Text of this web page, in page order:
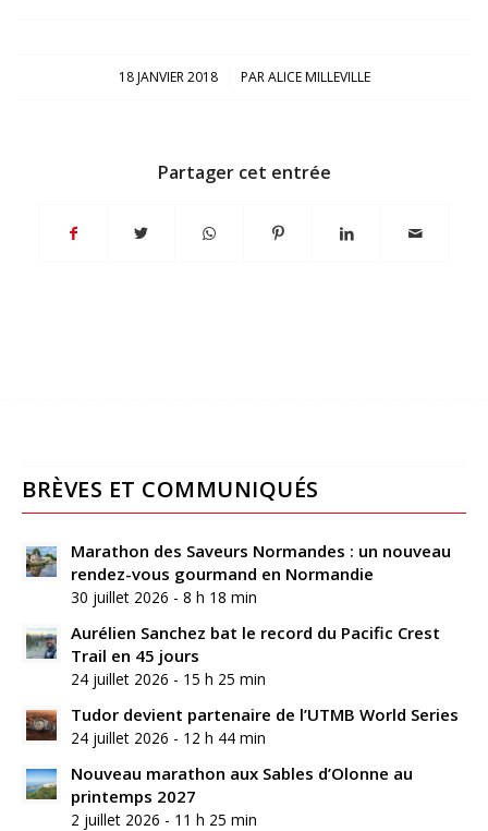
18 JANVIER 2018
/ PARALICE MILLEVILLE
Partager cet entrée
BRÈVES ET COMMUNIQUÉS
Marathon des Saveurs Normandes : un nouveau
rendez-vous gourmand en Normandie
30 juillet 2026 - 8 h 18 min
Aurélien Sanchez bat le record du Pacific Crest
Trail en 45 jours
24 juillet 2026 - 15 h 25 min
Tudor devient partenaire de l’UTMB World Series
24 juillet 2026 - 12 h 44 min
Nouveau marathon aux Sables d’Olonne au
printemps 2027
2 juillet 2026 - 11 h 25 min